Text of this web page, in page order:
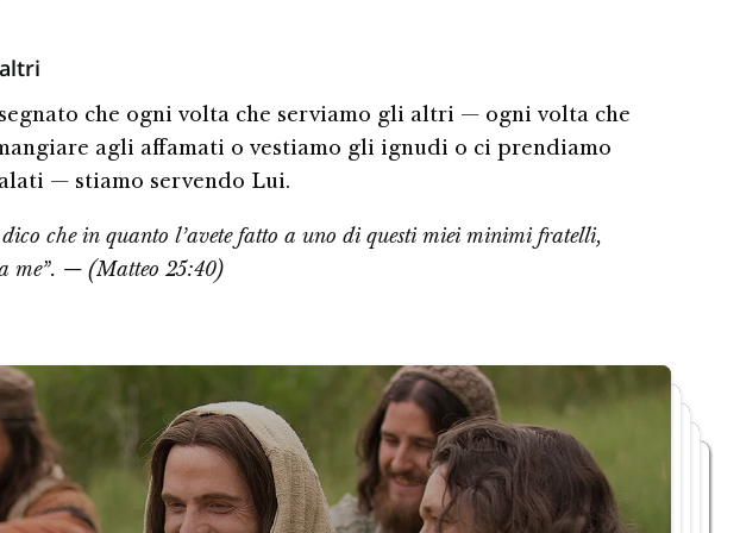
che ogni volta che serviamo gli altri — ogni volta che
agli affamati o vestiamo gli ignudi o ci prendiamo
— stiamo servendo Lui.
che in quanto l’avete fatto a uno di questi miei minimi fratelli,
me”. — (Matteo 25:40)
Ricomincia